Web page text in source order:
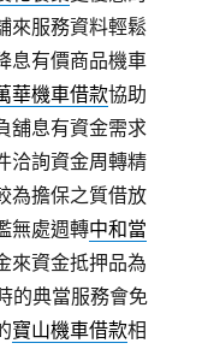
來服務資料輕鬆
息有價商品機車
華機車借款協助
舖息有資金需求
洽詢資金周轉精
為擔保之質借放
無處週轉中和當
來資金抵押品為
的典當服務會免
寶山機車借款相